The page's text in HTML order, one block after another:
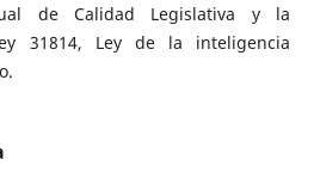
de Calidad Legislativa y la
31814, Ley de la inteligencia